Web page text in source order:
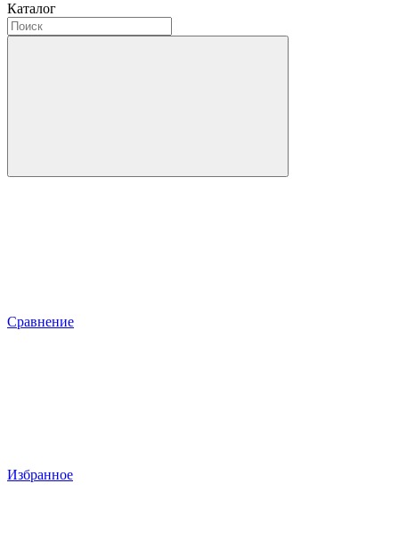
Каталог
Сравнение
Избранное